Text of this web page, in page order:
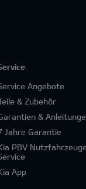
Angebote
& Zubehör
&
Jahre Garantie
PBV
App